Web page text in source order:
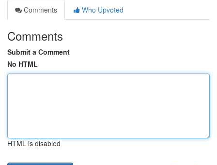
Comments
Who Upvoted
Comments
Submit a Comment
No HTML
HTML is disabled